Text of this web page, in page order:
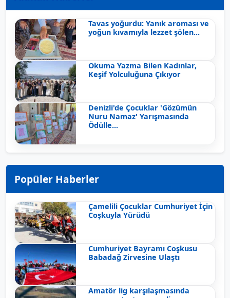
Tavas yoğurdu: Yanık aroması ve
yoğun kıvamıyla lezzet şölen...
Okuma Yazma Bilen Kadınlar,
Keşif Yolculuğuna Çıkıyor
Denizli'de Çocuklar 'Gözümün
Nuru Namaz' Yarışmasında
Ödülle...
Popüler Haberler
Çamelili Çocuklar Cumhuriyet İçin
Coşkuyla Yürüdü
Cumhuriyet Bayramı Coşkusu
Babadağ Zirvesine Ulaştı
Amatör lig karşılaşmasında